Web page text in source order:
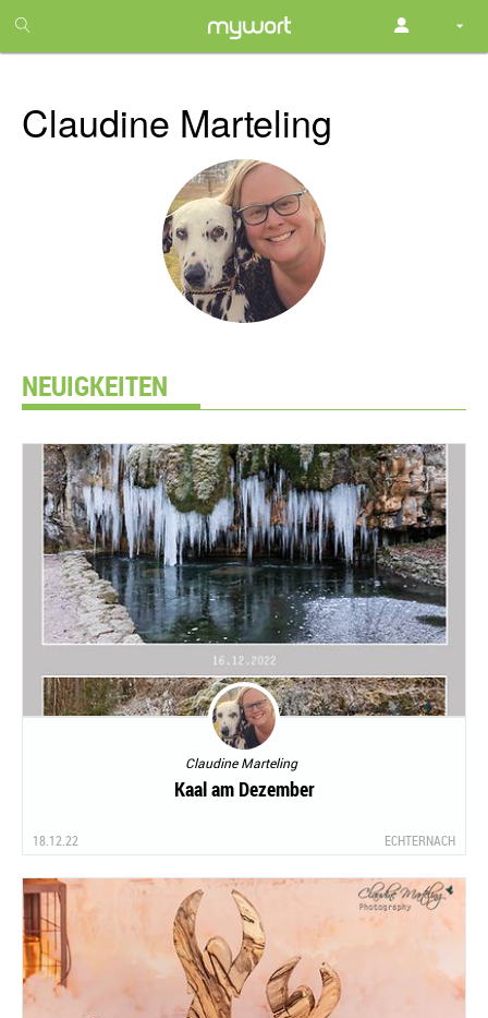
month
free
Claudine Marteling
NEUIGKEITEN
Claudine Marteling
Kaal am Dezember
18.12.22 ECHTERNACH